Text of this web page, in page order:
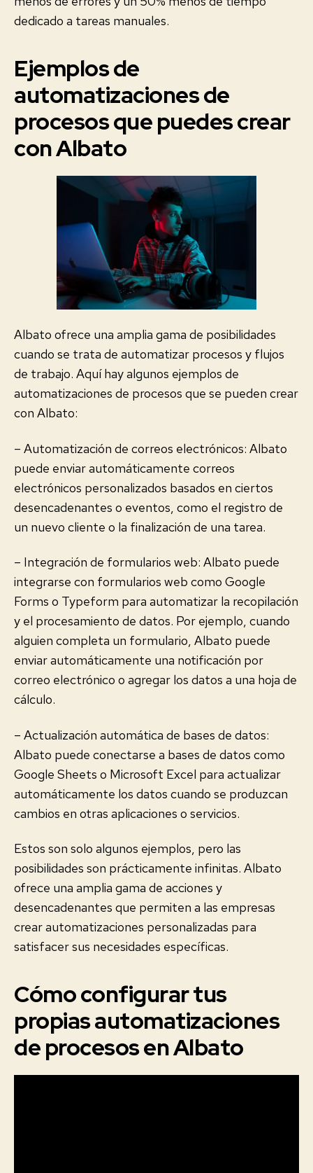
dedicado a tareas manuales.
Ejemplos de
automatizaciones de
procesos que puedes crear
con Albato
Albato ofrece una amplia gama de posibilidades
cuando se trata de automatizar procesos y flujos
de trabajo. Aquí hay algunos ejemplos de
automatizaciones de procesos que se pueden crear
con Albato:
– Automatización de correos electrónicos: Albato
puede enviar automáticamente correos
electrónicos personalizados basados en ciertos
desencadenantes o eventos, como el registro de
un nuevo cliente o la finalización de una tarea.
– Integración de formularios web: Albato puede
integrarse con formularios web como Google
Forms o Typeform para automatizar la recopilación
y el procesamiento de datos. Por ejemplo, cuando
alguien completa un formulario, Albato puede
enviar automáticamente una notificación por
correo electrónico o agregar los datos a una hoja de
cálculo.
– Actualización automática de bases de datos:
Albato puede conectarse a bases de datos como
Google Sheets o Microsoft Excel para actualizar
automáticamente los datos cuando se produzcan
cambios en otras aplicaciones o servicios.
Estos son solo algunos ejemplos, pero las
posibilidades son prácticamente infinitas. Albato
ofrece una amplia gama de acciones y
desencadenantes que permiten a las empresas
crear automatizaciones personalizadas para
satisfacer sus necesidades específicas.
Cómo configurar tus
propias automatizaciones
de procesos en Albato